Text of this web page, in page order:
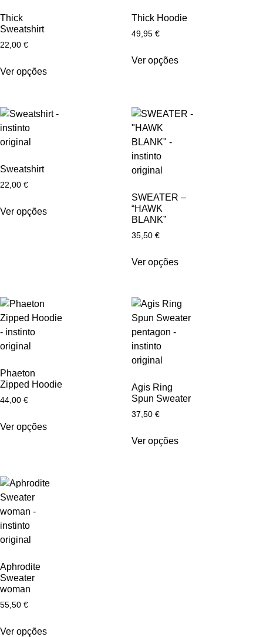
Thick
Sweatshirt
22,00 €
Ver opções
Thick Hoodie
49,95 €
Ver opções
Sweatshirt
22,00 €
Ver opções
SWEATER –
“HAWK
BLANK”
35,50 €
Ver opções
Phaeton
Zipped Hoodie
44,00 €
Ver opções
Agis Ring
Spun Sweater
37,50 €
Ver opções
Aphrodite
Sweater
woman
55,50 €
Ver opções